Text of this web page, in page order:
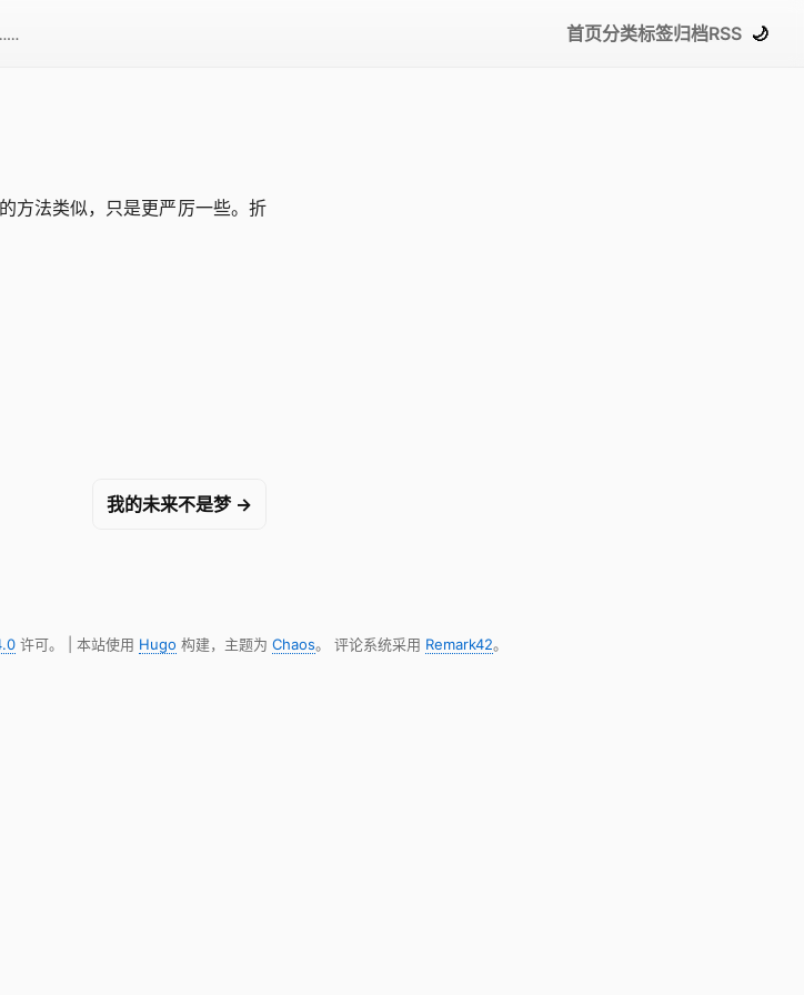
首页分类标签归档RSS 🌙
方法类似，只是更严厉一些。折
我的未来不是梦 →
许可。 | 本站使用 Hugo 构建，主题为 Chaos。 评论系统采用 Remark42。